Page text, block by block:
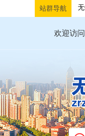
站群导航
欢迎访